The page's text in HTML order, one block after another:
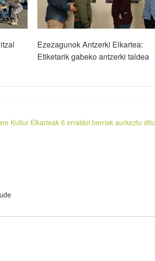
Ezezagunok Antzerki Elkartea:
Etiketarik gabeko antzerki taldea
Kultur Elkarteak 6 erraldoi berriak aurkeztu ditu